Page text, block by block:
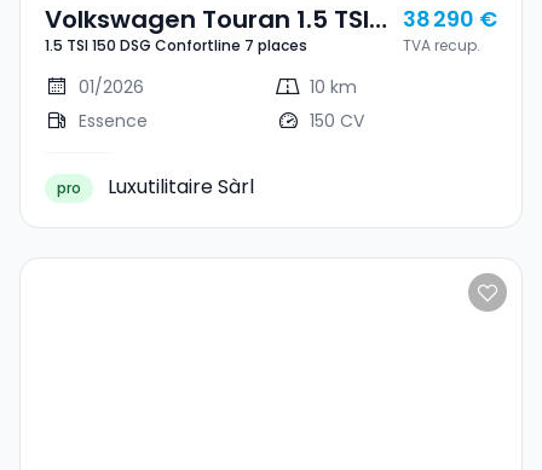
Volkswagen Touran 1.5 TSI
150 DSG Confortline 7
Places
1.5 TSI 150 DSG Confortline 7 places
38 290 €
TVA recup.
01/2026
10 km
Essence
150 CV
pro Luxutilitaire Sàrl